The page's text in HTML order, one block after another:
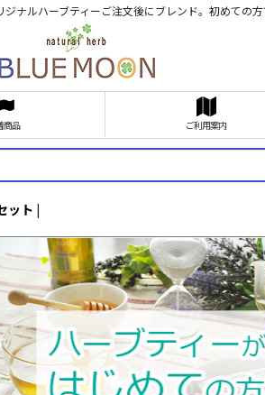
ナルハーブティーご注文後にブレンド。初めての
商品 ご利用案内
ット |